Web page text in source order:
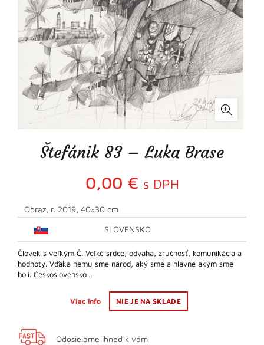
Štefánik 83 – Luka Brase
0,00 € s DPH
Obraz, r. 2019, 40×30 cm
SLOVENSKO
Človek s veľkým Č. Veľké srdce, odvaha, zručnosť, komunikácia a
hodnoty. Vďaka nemu sme národ, aký sme a hlavne akým sme
boli. Československo…
Viac info NIE JE NA SKLADE
Odosielame ihneď k vám